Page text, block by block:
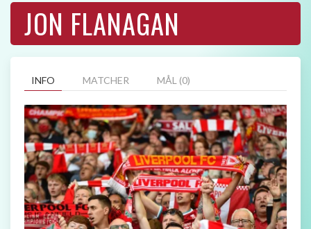
JON FLANAGAN
INFO MATCHER MÅL (0)